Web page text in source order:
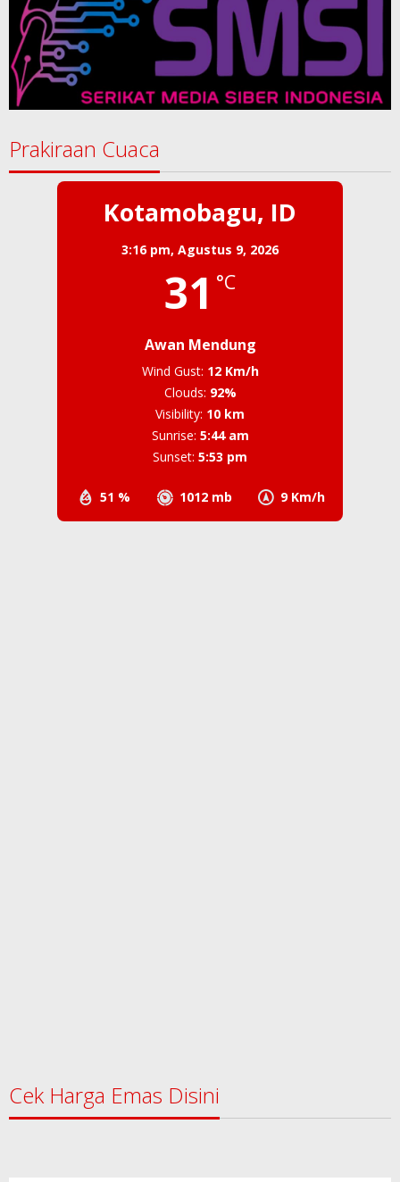
Prakiraan Cuaca
Kotamobagu, ID
3:16 pm, Agustus 9, 2026
31 °C
Awan Mendung
51 % 1012 mb 9 Km/h
Wind Gust: 12 Km/h
Clouds: 92%
Visibility: 10 km
Sunrise: 5:44 am
Sunset: 5:53 pm
Cek Harga Emas Disini